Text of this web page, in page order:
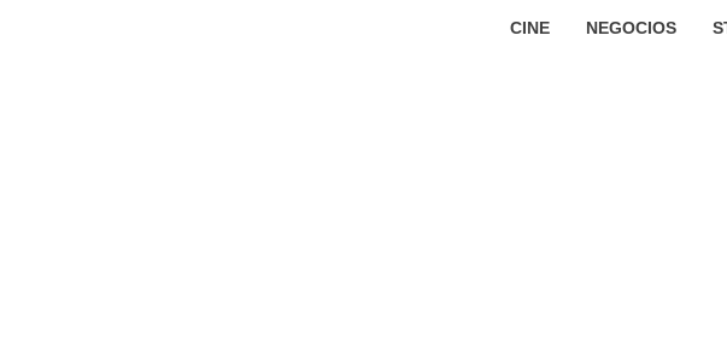
CINE NEGOCIOS